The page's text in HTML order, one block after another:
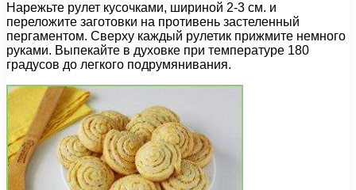
Нарежьте рулет кусочками, шириной 2-3 см. и
переложите заготовки на противень застеленный
пергаментом. Сверху каждый рулетик прижмите немного
руками. Выпекайте в духовке при температуре 180
градусов до легкого подрумянивания.